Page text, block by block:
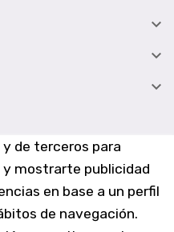
de terceros para
mostrarte publicidad
en base a un perfil
de navegación.


